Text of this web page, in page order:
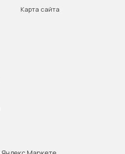
Карта сайта